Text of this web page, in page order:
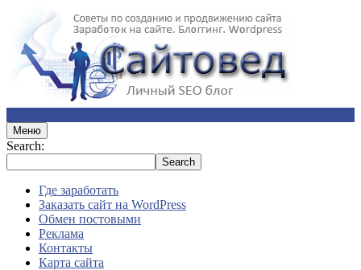
Меню
Search:
Где заработать
Заказать сайт на WordPress
Обмен постовыми
Реклама
Контакты
Карта сайта